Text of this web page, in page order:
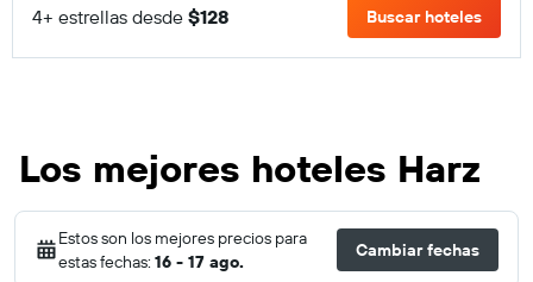
4+ estrellas desde $128 Buscar hoteles
Los mejores hoteles Harz
Estos son los mejores precios para
estas fechas: 16 - 17 ago.
Cambiar fechas